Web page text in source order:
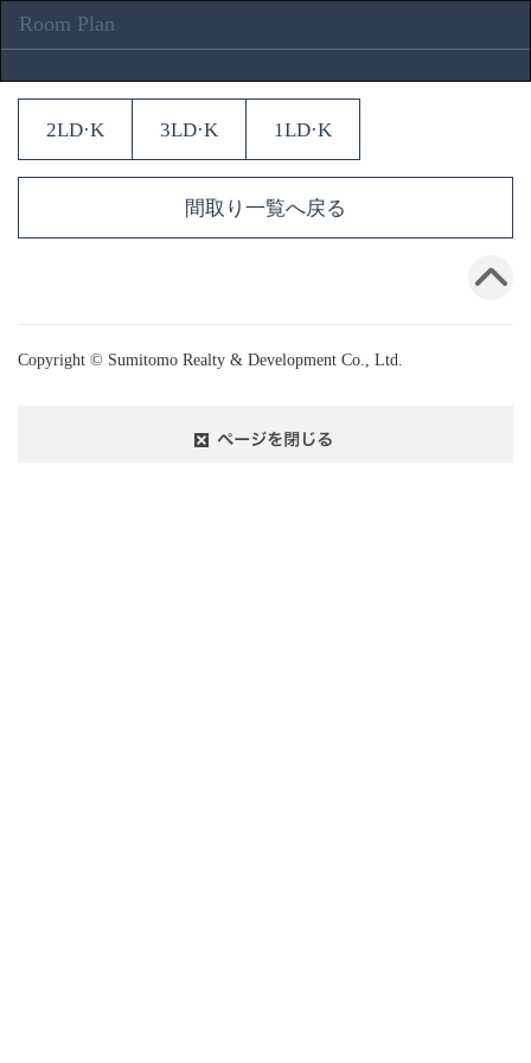
Room Plan
2LD·K 3LD·K 1LD·K
間取り一覧へ戻る
Copyright © Sumitomo Realty & Development Co., Ltd.